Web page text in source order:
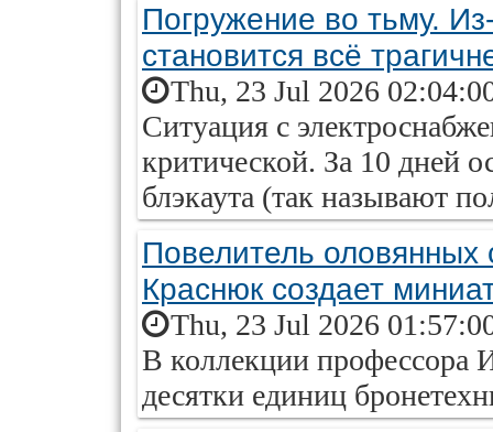
Погружение во тьму.
становится всё
Thu, 23 Jul 2026
Ситуация с
критической. За 10 дней
блэкаута (так называют
Повелитель оловянных
Краснюк создает
Thu, 23 Jul 2026
В коллекции профессора
десятки единиц